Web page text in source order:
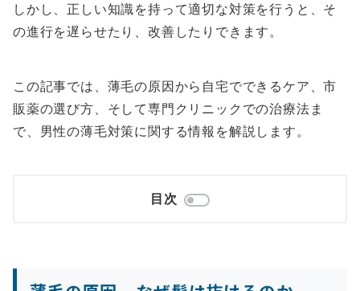
しかし、正しい知識を持って適切な対策を行うと、そ
の進行を遅らせたり、改善したりできます。
この記事では、薄毛の原因から自宅でできるケア、市
販薬の選び方、そして専門クリニックでの治療法ま
で、男性の薄毛対策に関する情報を解説します。
目次